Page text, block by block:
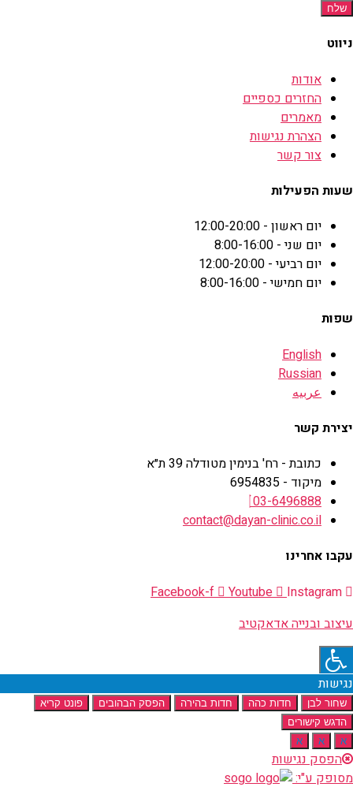
שלח
ניווט
אודות
החזרים כספיים
מאמרים
הצהרת נגישות
צור קשר
שעות הפעילות
יום ראשון - 12:00-20:00
יום שני - 8:00-16:00
יום רביעי - 12:00-20:00
יום חמישי - 8:00-16:00
שפות
English
Russian
عربيه
יצירת קשר
כתובת - רח' בנימין מטודלה 39 ת״א
מיקוד - 6954835
03-6496888
contact@dayan-clinic.co.il
עקבו אחרינו
Facebook-f
Youtube
Instagram
עיצוב ובנייה אדאקטיב
נגישות
שחור לבן חדות כהה חדות בהירה הפסק הבהובים
פונט קריא
הדגש קישורים
א
א א
הפסק נגישות
מסופק ע"י: